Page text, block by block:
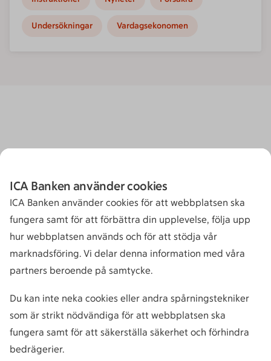
Undersökningar Vardagsekonomen
ICA Banken använder cookies
ICA Banken använder cookies för att webbplatsen ska
fungera samt för att förbättra din upplevelse, följa upp
hur webbplatsen används och för att stödja vår
marknadsföring. Vi delar denna information med våra
partners beroende på samtycke.
Du kan inte neka cookies eller andra spårningstekniker
som är strikt nödvändiga för att webbplatsen ska
fungera samt för att säkerställa säkerhet och förhindra
bedrägerier.